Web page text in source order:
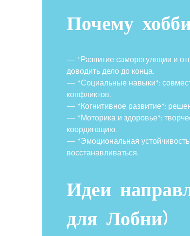
Почему
— *Развитие саморегуляции и
доводить дело до конца.
— *Социальные навыки*:
конфликтов.
— *Когнитивное развитие*:
— *Моторика и здоровье*:
координацию.
— *Эмоциональная
восстанавливаться.
Идеи
для Лобни)